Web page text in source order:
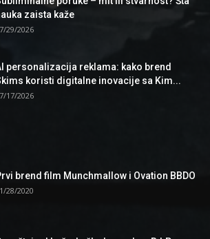
zaista kaže
29/2026
personalizacija reklama: kako brend
koristi digitalne inovacije sa Kim...
17/2026
brend film Munchmallow i Ovation BBDO
28/2020